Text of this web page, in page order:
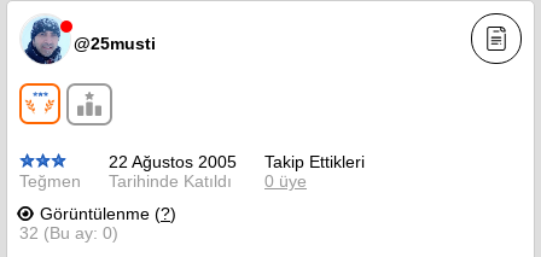
@25musti
Teğmen
22 Ağustos 2005
Tarihinde Katıldı
Takip Ettikleri
0 üye
Görüntülenme (?)
32 (Bu ay: 0)